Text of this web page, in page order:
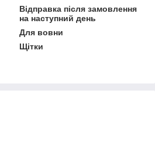
Відправка після замовлення
на наступний день
Для вовни
Щітки